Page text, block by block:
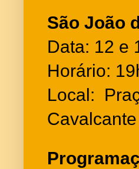
São João
Data: 12 e
Horário:
Local: